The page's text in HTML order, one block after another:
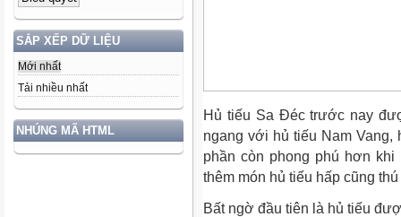
SẮP XẾP DỮ LIỆU
Mới nhất
Tải nhiều nhất
NHÚNG MÃ HTML
Hủ tiếu Sa Đéc trước nay
ngang với hủ tiếu Nam
phần còn phong phú hơn
thêm món hủ tiếu hấp cũng
Bất ngờ đầu tiên là hủ tiếu